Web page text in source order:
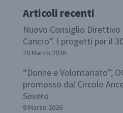
Articoli recenti
Nuovo Consiglio
Cancro”. I progetti per il
28 Marzo 2026
“Donne e Volontariato”,
promosso dal Circolo
Severo
9 Marzo 2026